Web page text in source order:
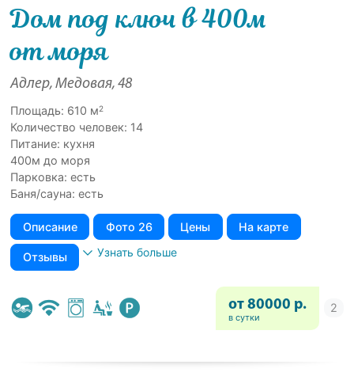
Дом под ключ в 400м
от моря
Адлер, Медовая, 48
Площадь: 610 м2
Количество человек: 14
Питание: кухня
400м до моря
Парковка: есть
Баня/сауна: есть
Описание Фото 26 Цены На карте
Отзывы Узнать больше
от 80000 р.
в сутки